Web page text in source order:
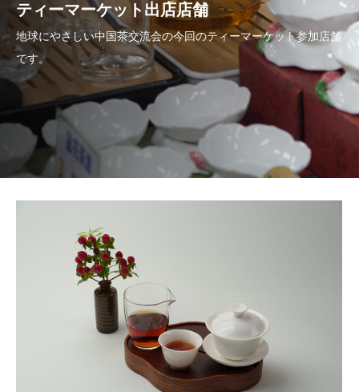
ティーマーケット出店店舗
地球にやさしい中国茶交流会の今回のティーマーケット参加店舗
です。